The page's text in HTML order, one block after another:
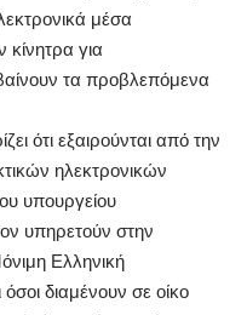
μέσα
για
τα προβλεπόμενα
ότι εξαιρούνται από την
ηλεκτρονικών
υπουργείου
υπηρετούν στην
Ελληνική
διαμένουν σε οίκο